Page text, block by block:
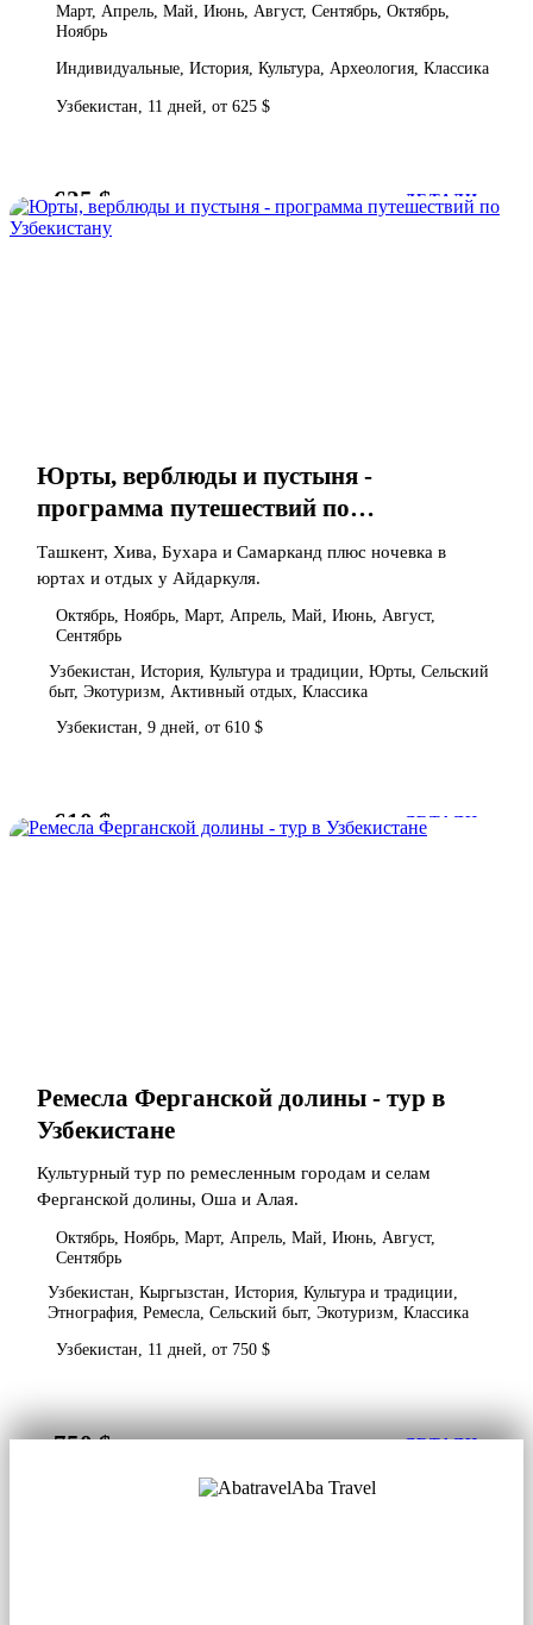
Март, Апрель, Май, Июнь, Август, Сентябрь, Октябрь,
Ноябрь
Индивидуальные, История, Культура, Археология, Классика
Узбекистан, 11 дней, от 625 $
от625 $ ДЕТАЛИ
Юрты, верблюды и пустыня -
программа путешествий по
Узбекистану
Ташкент, Хива, Бухара и Самарканд плюс ночевка в
юртах и отдых у Айдаркуля.
Октябрь, Ноябрь, Март, Апрель, Май, Июнь, Август,
Сентябрь
Узбекистан, История, Культура и традиции, Юрты, Сельский
быт, Экотуризм, Активный отдых, Классика
Узбекистан, 9 дней, от 610 $
от610 $ ДЕТАЛИ
Ремесла Ферганской долины - тур в
Узбекистане
Культурный тур по ремесленным городам и селам
Ферганской долины, Оша и Алая.
Октябрь, Ноябрь, Март, Апрель, Май, Июнь, Август,
Сентябрь
Узбекистан, Кыргызстан, История, Культура и традиции,
Этнография, Ремесла, Сельский быт, Экотуризм, Классика
Узбекистан, 11 дней, от 750 $
от750 $ ДЕТАЛИ
Aba Travel